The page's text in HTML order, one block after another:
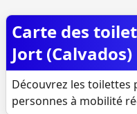
Carte des
Jort (Calvados)
Découvrez les toilettes
personnes à mobilité